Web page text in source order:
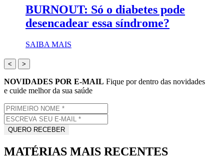
BURNOUT: Só o diabetes pode
desencadear essa síndrome?
SAIBA MAIS
< >
NOVIDADES POR E-MAIL Fique por dentro das novidades
e cuide melhor da sua saúde
MATÉRIAS MAIS RECENTES